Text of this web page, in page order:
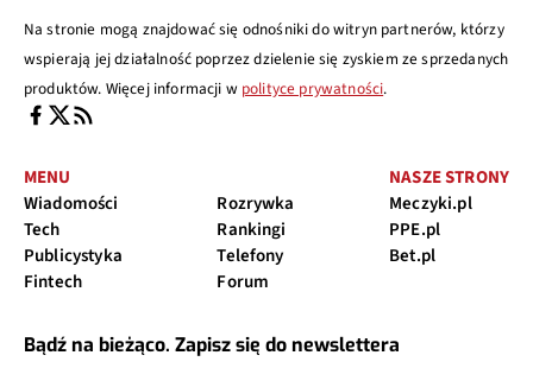
Na stronie mogą znajdować się odnośniki do witryn partnerów, którzy
wspierają jej działalność poprzez dzielenie się zyskiem ze sprzedanych
produktów. Więcej informacji w polityce prywatności.
MENU
Wiadomości
Tech
Publicystyka
Fintech
Rozrywka
Rankingi
Telefony
Forum
NASZE STRONY
Meczyki.pl
PPE.pl
Bet.pl
Bądź na bieżąco. Zapisz się do newslettera